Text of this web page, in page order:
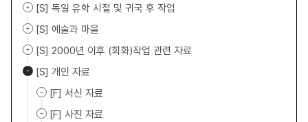
[S] 독일 유학 시절 및 귀국 후 작업
[S] 예술과 마을
[S] 2000년 이후 (회화)작업 관련 자료
[S] 개인 자료
[F] 서신 자료
[F] 사진 자료